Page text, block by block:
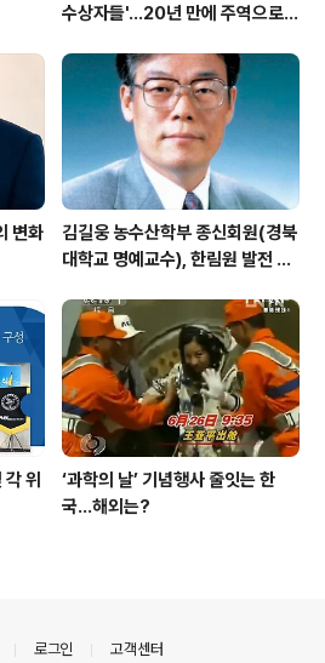
수상자들'…20년 만에 주역으로
변화
김길웅 농수산학부 종신회원(경북
대학교 명예교수), 한림원 발전 위
위
‘과학의 날’ 기념행사 줄잇는 한
국…해외는?
로그인 고객센터